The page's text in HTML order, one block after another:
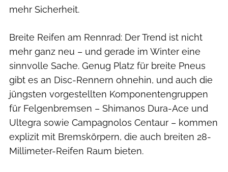
mehr Sicherheit.
Breite Reifen am Rennrad: Der Trend ist nicht
mehr ganz neu – und gerade im Winter eine
sinnvolle Sache. Genug Platz für breite Pneus
gibt es an Disc-Rennern ohnehin, und auch die
jüngsten vorgestellten Komponentengruppen
für Felgenbremsen – Shimanos Dura-Ace und
Ultegra sowie Campagnolos Centaur – kommen
explizit mit Bremskörpern, die auch breiten 28-
Millimeter-Reifen Raum bieten.